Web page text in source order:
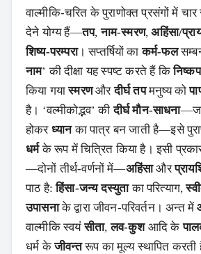
वाल्मीकि-चरित के पुराणोक्त प्रसंगों में
देने योग्य हैं—तप,नाम-स्मरण,अहिंसा/
शिष्य-परम्परा। सप्तर्षियों काकर्म-फल
नाम’ की दीक्षा यह स्पष्ट करते हैं कि
किया गयास्मरणऔरदीर्घ तपमनुष्य को
है। ‘वल्मीकोद्भव’ कीदीर्घ मौन-साधना
होकर ध्यानका पात्र बन जाती है—इसे
धर्मके रूप में चित्रित किया है। इसी
—दोनों तीर्थ-वर्णनों में—अहिंसाऔर
पाठ है:हिंसा-जन्य दस्युताका परित्याग,
उपासनाके द्वारा जीवन-परिवर्तन। अन्त में
वाल्मीकि स्वयंसीता,लव-कुशआदि के
धर्म केजीवन्तरूप का मूल्य स्थापित करती